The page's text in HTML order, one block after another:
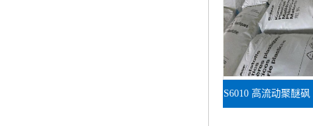
S6010 高流动聚醚